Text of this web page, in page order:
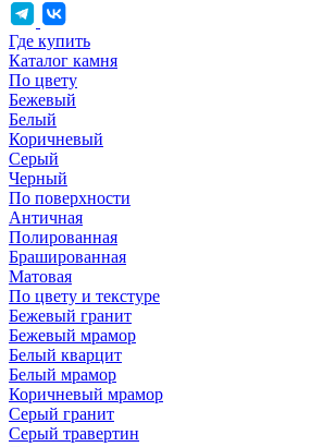
Где купить
Каталог камня
По цвету
Бежевый
Белый
Коричневый
Серый
Черный
По поверхности
Античная
Полированная
Брашированная
Матовая
По цвету и текстуре
Бежевый гранит
Бежевый мрамор
Белый кварцит
Белый мрамор
Коричневый мрамор
Серый гранит
Серый травертин